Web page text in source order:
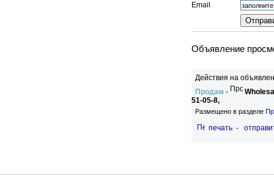
Email
Объявление
Действия на
Продам -
51-05-8,
Размещено в разделе
печать -